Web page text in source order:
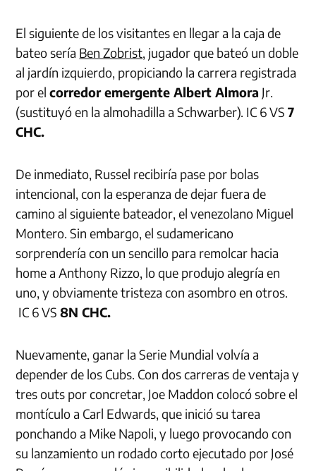
El siguiente de los visitantes en llegar a la caja de
bateo sería Ben Zobrist, jugador que bateó un doble
al jardín izquierdo, propiciando la carrera registrada
por elcorredor emergente Albert Almora Jr.
(sustituyó en la almohadilla a Schwarber). IC 6 VS7
CHC.
De inmediato, Russel recibiría pase por bolas
intencional, con la esperanza de dejar fuera de
camino al siguiente bateador, el venezolano Miguel
Montero. Sin embargo, el sudamericano
sorprendería con un sencillo para remolcar hacia
home a Anthony Rizzo, lo que produjo alegría en
uno, y obviamente tristeza con asombro en otros.
IC 6 VS8N CHC.
Nuevamente, ganar la Serie Mundial volvía a
depender de los Cubs. Con dos carreras de ventaja y
tres outs por concretar, Joe Maddon colocó sobre el
montículo a Carl Edwards, que inició su tarea
ponchando a Mike Napoli, y luego provocando con
su lanzamiento un rodado corto ejecutado por José